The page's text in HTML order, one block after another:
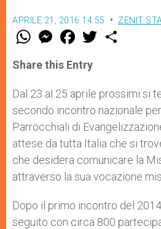
APRILE 21, 2016 14:55 ZENIT
W
t
s
p
p
M
e
s
e
g
e
r
F
a
e
b
o
k
w
r
Share this Entry
Dal 23 al 25 aprile prossimi si
secondo incontro nazionale
Parrocchiali di
attese da tutta Italia che si
che desidera comunicare la
attraverso la sua vocazione
Dopo il primo incontro del
seguito con circa 800